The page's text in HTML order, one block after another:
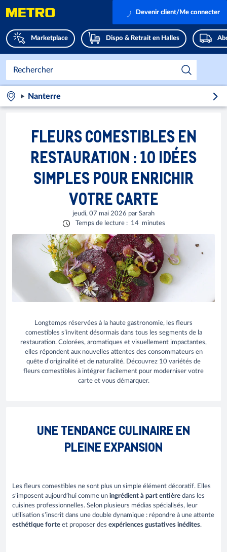
Marketplace Dispo & Retrait en Halles
Devenir client/Me connecter
Nanterre
FLEURS COMESTIBLES EN
RESTAURATION : 10 IDÉES
SIMPLES POUR ENRICHIR
VOTRE CARTE
jeudi, 07 mai 2026 par Sarah
Temps de lecture : 14 minutes
Longtemps réservées à la haute gastronomie, les fleurs
comestibles s’invitent désormais dans tous les segments de la
restauration. Colorées, aromatiques et visuellement impactantes,
elles répondent aux nouvelles attentes des consommateurs en
quête d’originalité et de naturalité. Découvrez 10 variétés de
fleurs comestibles à intégrer facilement pour moderniser votre
carte et vous démarquer.
UNE TENDANCE CULINAIRE EN
PLEINE EXPANSION
Les fleurs comestibles ne sont plus un simple élément décoratif. Elles
s’imposent aujourd’hui comme un ingrédient à part entière dans les
cuisines professionnelles. Selon plusieurs médias spécialisés, leur
utilisation s’inscrit dans une double dynamique : répondre à une attente
esthétique forte et proposer des expériences gustatives inédites.